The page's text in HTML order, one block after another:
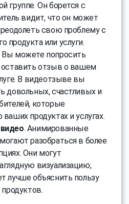
группе. Он борется с
видит, что он может
свою проблему с
или услуги.
Вы можете попросить
оставить отзыв о вашем
В видеотзыве вы
довольных, счастливых и
которые
продуктах и услугах.
. Анимированные
разобраться в более
Они могут
визуализацию,
лучше объяснить пользу